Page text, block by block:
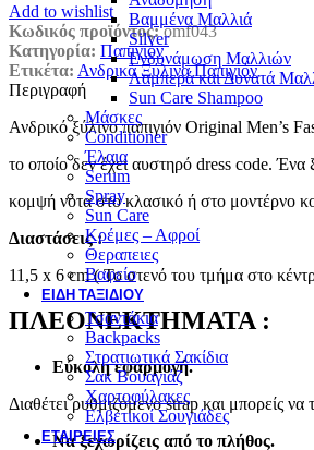
Βαμμένα Μαλλιά
Silver
Ενδυνάμωση Μαλλιών
Λαμπερά και Δυνατά
Sun Care Shampoo
Μάσκες
Conditioner
Έλαια
Serum
Spray
Sun Care
Κρέμες – Αφροί
Θεραπειες
Βαφείο
ΕΊΔΗ ΤΑΞΙΔΙΟΎ
Τσαντάκια
Backpacks
Στρατιωτικά Σακίδια
Σακ Βουαγιάζ
Χαρτοφύλακες
Ελβετικοί Σουγιάδες
ΕΤΑΙΡΕΊΕΣ
Add to wishlist
Κωδικός προϊόντος:omf043
Κατηγορία: Παπιγιόν
Ετικέτα: Ανδρικά Ξύλινα Παπιγιόν
Περιγραφή
Ανδρικό ξύλινο παπιγιόν Original Men’s
το οποίο δεν έχει αυστηρό dress code.
κομψή νότα στο κλασικό ή στο μοντέρνο
Διαστάσεις :
11,5 x 6 cm ( Το στενό του τμήμα στο
ΠΛΕΟΝΕΚΤΗΜΑΤΑ :
Εύκολη εφαρμογή.
Διαθέτει ρυθμιζόμενο strap και μπορείς
Να ξεχωρίζεις από το πλήθος.